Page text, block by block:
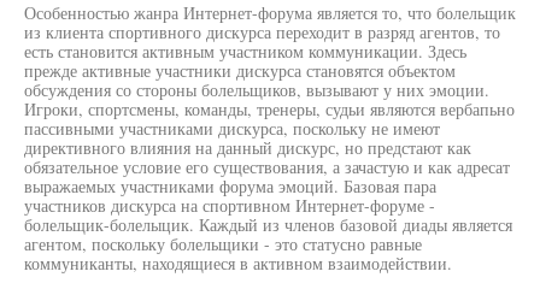
Особенностью жанра Интернет-форума является то, что болельщик
из клиента спортивного дискурса переходит в разряд агентов, то
есть становится активным участником коммуникации. Здесь
прежде активные участники дискурса становятся объектом
обсуждения со стороны болельщиков, вызывают у них эмоции.
Игроки, спортсмены, команды, тренеры, судьи являются вербапьно
пассивными участниками дискурса, поскольку не имеют
директивного влияния на данный дискурс, но предстают как
обязательное условие его существования, а зачастую и как адресат
выражаемых участниками форума эмоций. Базовая пара
участников дискурса на спортивном Интернет-форуме -
болельщик-болелыцик. Каждый из членов базовой диады является
агентом, поскольку болельщики - это статусно равные
коммуниканты, находящиеся в активном взаимодействии.